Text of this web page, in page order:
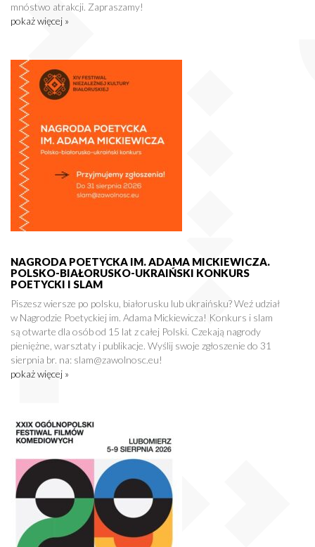
mnóstwo atrakcji. Zapraszamy!
pokaż więcej »
NAGRODA POETYCKA IM. ADAMA MICKIEWICZA.
POLSKO-BIAŁORUSKO-UKRAIŃSKI KONKURS
POETYCKI I SLAM
Piszesz wiersze po polsku, białorusku lub ukraińsku? Weź udział
w Nagrodzie Poetyckiej im. Adama Mickiewicza! Konkurs i slam
są otwarte dla osób od 15 lat z całej Polski. Czekają nagrody
pieniężne, warsztaty i publikacje. Wyślij swoje zgłoszenie do 31
sierpnia br. na: slam@zawolnosc.eu!
pokaż więcej »